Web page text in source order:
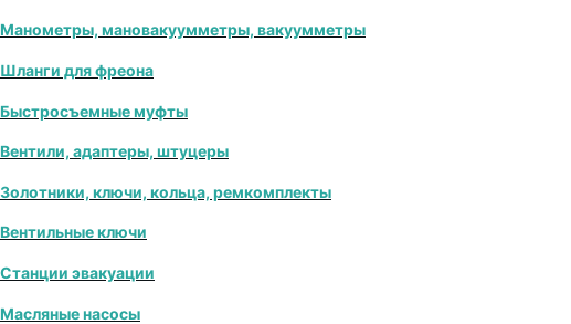
Манометры, мановакуумметры, вакуумметры
Шланги для фреона
Быстросъемные муфты
Вентили, адаптеры, штуцеры
Золотники, ключи, кольца, ремкомплекты
Вентильные ключи
Станции эвакуации
Масляные насосы